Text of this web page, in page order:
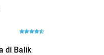
di Balik